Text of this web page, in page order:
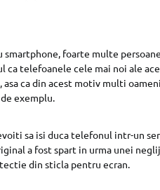
foarte multe
ca telefoanele cele mai noi ale
asa ca din acest motiv multi
exemplu.
sa isi duca telefonul intr-un
a fost spart in urma unei
din sticla pentru ecran.